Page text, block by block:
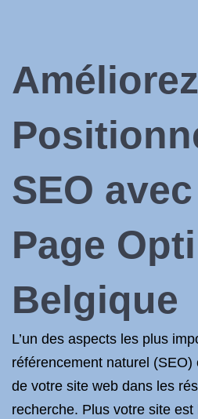
SEO
Page
Belgique
L’un des aspects les plus
référencement naturel
de votre site web dans les
recherche. Plus votre site est